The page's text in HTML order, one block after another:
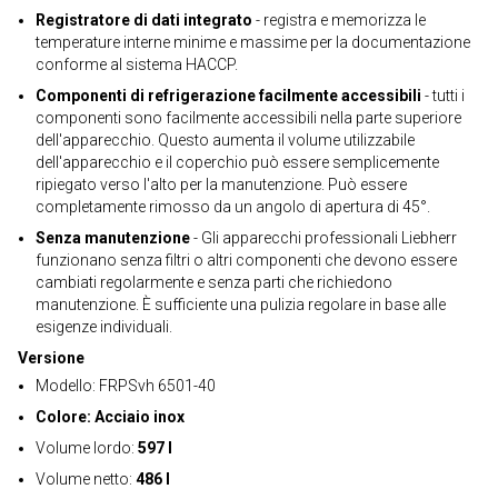
Registratore di dati integrato - registra e memorizza le
temperature interne minime e massime per la documentazione
conforme al sistema HACCP.
Componenti di refrigerazione facilmente accessibili - tutti i
componenti sono facilmente accessibili nella parte superiore
dell'apparecchio. Questo aumenta il volume utilizzabile
dell'apparecchio e il coperchio può essere semplicemente
ripiegato verso l'alto per la manutenzione. Può essere
completamente rimosso da un angolo di apertura di 45°.
Senza manutenzione- Gli apparecchi professionali Liebherr
funzionano senza filtri o altri componenti che devono essere
cambiati regolarmente e senza parti che richiedono
manutenzione. È sufficiente una pulizia regolare in base alle
esigenze individuali.
Versione
Modello: FRPSvh 6501-40
Colore: Acciaio inox
Volume lordo: 597 l
Volume netto: 486 l